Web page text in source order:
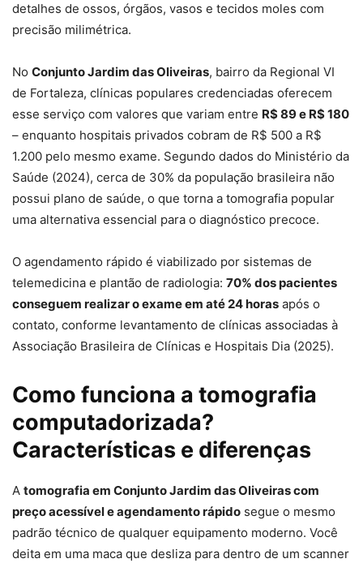
detalhes de ossos, órgãos, vasos e tecidos moles com
precisão milimétrica.
No Conjunto Jardim das Oliveiras, bairro da Regional VI
de Fortaleza, clínicas populares credenciadas oferecem
esse serviço com valores que variam entre R$ 89 e R$ 180
– enquanto hospitais privados cobram de R$ 500 a R$
1.200 pelo mesmo exame. Segundo dados do Ministério da
Saúde (2024), cerca de 30% da população brasileira não
possui plano de saúde, o que torna a tomografia popular
uma alternativa essencial para o diagnóstico precoce.
O agendamento rápido é viabilizado por sistemas de
telemedicina e plantão de radiologia: 70% dos pacientes
conseguem realizar o exame em até 24 horas após o
contato, conforme levantamento de clínicas associadas à
Associação Brasileira de Clínicas e Hospitais Dia (2025).
Como funciona a tomografia
computadorizada?
Características e diferenças
A tomografia em Conjunto Jardim das Oliveiras com
preço acessível e agendamento rápido segue o mesmo
padrão técnico de qualquer equipamento moderno. Você
deita em uma maca que desliza para dentro de um scanner